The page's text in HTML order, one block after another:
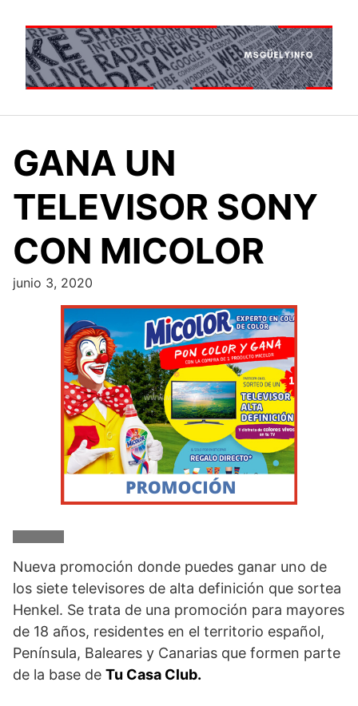
contenido
GANA UN
TELEVISOR SONY
CON MICOLOR
junio 3, 2020
Nueva promoción donde puedes ganar uno de
los siete televisores de alta definición que sortea
Henkel. Se trata de una promoción para mayores
de 18 años, residentes en el territorio español,
Península, Baleares y Canarias que formen parte
de la base de Tu Casa Club.